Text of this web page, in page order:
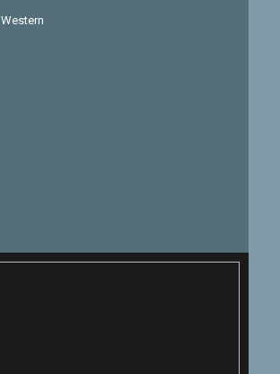
Western